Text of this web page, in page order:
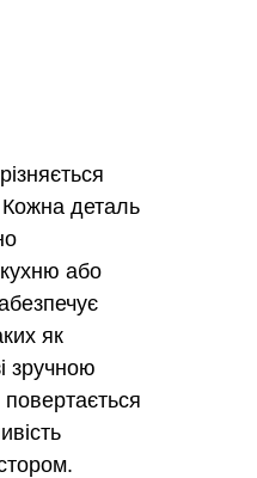
Кожна деталь
або
як
зручною